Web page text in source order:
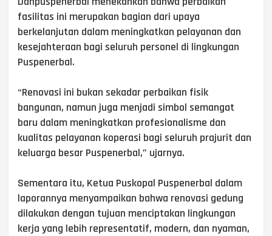
fasilitas ini merupakan bagian dari upaya
berkelanjutan dalam meningkatkan pelayanan dan
kesejahteraan bagi seluruh personel di lingkungan
Puspenerbal.
“Renovasi ini bukan sekadar perbaikan fisik
bangunan, namun juga menjadi simbol semangat
baru dalam meningkatkan profesionalisme dan
kualitas pelayanan koperasi bagi seluruh prajurit dan
keluarga besar Puspenerbal,” ujarnya.
Sementara itu, Ketua Puskopal Puspenerbal dalam
laporannya menyampaikan bahwa renovasi gedung
dilakukan dengan tujuan menciptakan lingkungan
kerja yang lebih representatif, modern, dan nyaman,